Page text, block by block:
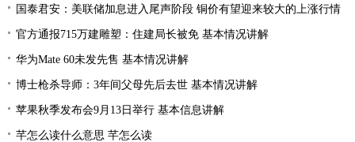
国泰君安：美联储加息进入尾声阶段 铜价有望迎来较大的上涨行情
官方通报715万建雕塑：住建局长被免 基本情况讲解
华为Mate 60未发先售 基本情况讲解
博士枪杀导师：3年间父母先后去世 基本情况讲解
苹果秋季发布会9月13日举行 基本信息讲解
芊怎么读什么意思 芊怎么读